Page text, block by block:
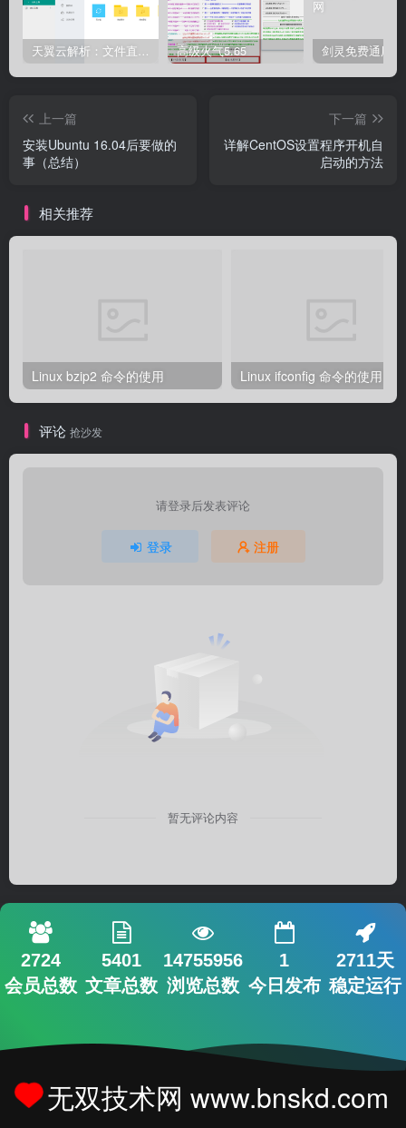
天翼云解析：文件直链获取源码 高级火气5.65
上一篇
安装Ubuntu 16.04后要做的
事（总结）
下一篇
详解CentOS设置程序开机自
启动的方法
相关推荐
Linux bzip2 命令的使用 Linux ifconfig 命令的使用
评论 抢沙发
请登录后发表评论
登录 注册
暂无评论内容
2724
会员总数
5401
文章总数
14755956
浏览总数
1
今日发布
2711天
稳定运行
无双技术网 www.bnskd.com